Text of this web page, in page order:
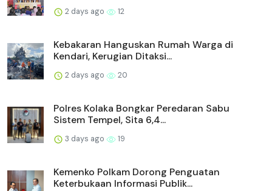
2 days ago 12
Kebakaran Hanguskan Rumah Warga di
Kendari, Kerugian Ditaksi...
2 days ago 20
Polres Kolaka Bongkar Peredaran Sabu
Sistem Tempel, Sita 6,4...
3 days ago 19
Kemenko Polkam Dorong Penguatan
Keterbukaan Informasi Publik...